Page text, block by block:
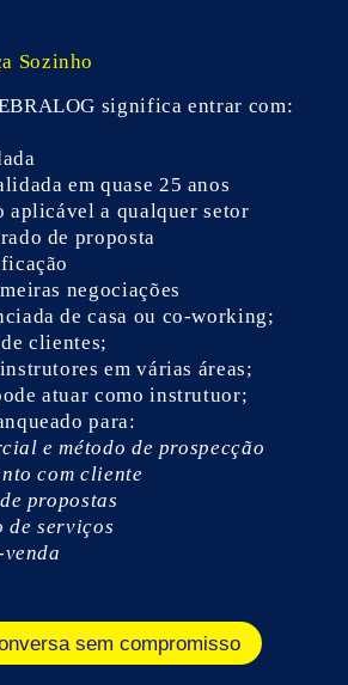
Sozinho
significa entrar com:
em quase 25 anos
aplicável a qualquer setor
de proposta
negociações
de casa ou co-working;
clientes;
em várias áreas;
atuar como instrutuor;
para:
e método de prospecção
com cliente
propostas
de serviços
sem compromisso